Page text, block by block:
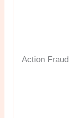
Action Fraud